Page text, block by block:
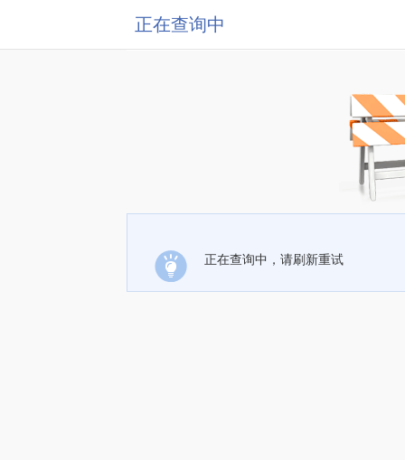
正在查询中
正在查询中，请刷新重试